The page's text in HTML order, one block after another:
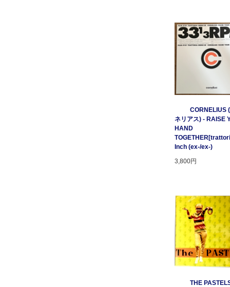
CORNELIUS
ネリアス) - RAISE
HAND
Inch (ex-/ex-)
3,800円
THE